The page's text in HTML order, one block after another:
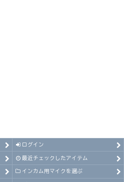
ログイン
最近チェックしたアイテム
インカム用マイクを選ぶ